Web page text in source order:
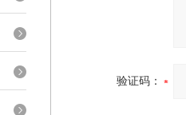
验证码：